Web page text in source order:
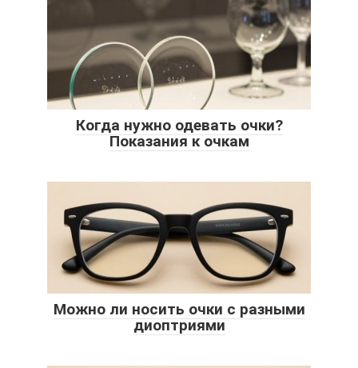
Когда нужно одевать очки?
Показания к очкам
Можно ли носить очки с разными
диоптриями